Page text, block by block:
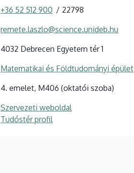
+36 52 512 900 22798
remete.laszlo@science.unideb.hu
4032 Debrecen Egyetem tér 1
Matematikai és Földtudományi épület
4. emelet, M406 (oktatói szoba)
Szervezeti weboldal
Tudóstér profil